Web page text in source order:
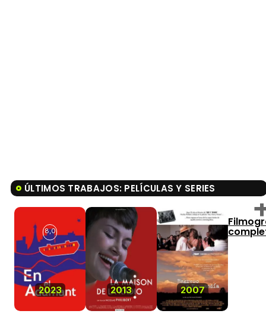
ÚLTIMOS TRABAJOS: PELÍCULAS Y SERIES
2023
8,0
2013 2007